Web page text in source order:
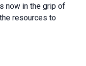
now in the grip of
resources to